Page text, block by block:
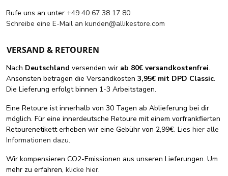
Rufe uns an unter +49 40 67 38 17 80
Schreibe eine E-Mail an kunden@allikestore.com
VERSAND & RETOUREN
Nach Deutschland versenden wir ab 80€ versandkostenfrei.
Ansonsten betragen die Versandkosten 3,95€ mit DPD Classic.
Die Lieferung erfolgt binnen 1-3 Arbeitstagen.
Eine Retoure ist innerhalb von 30 Tagen ab Ablieferung bei dir
möglich. Für eine innerdeutsche Retoure mit einem vorfrankfierten
Retourenetikett erheben wir eine Gebühr von 2,99€. Lies hier alle
Informationen dazu.
Wir kompensieren CO2-Emissionen aus unseren Lieferungen. Um
mehr zu erfahren, klicke hier.